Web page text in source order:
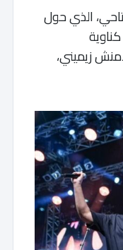
الذي حول
زيميني،